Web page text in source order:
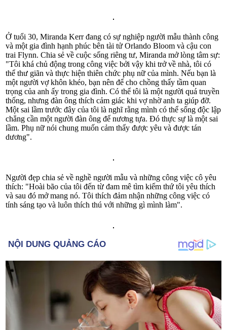
Ở tuổi 30, Miranda Kerr đang có sự nghiệp người mẫu thành công
và một gia đình hạnh phúc bên tài tử Orlando Bloom và cậu con
trai Flynn. Chia sẻ về cuộc sống riêng tư, Miranda mở lòng tâm sự:
"Tôi khá chủ động trong công việc bởi vậy khi trở về nhà, tôi có
thể thư giãn và thực hiện thiên chức phụ nữ của mình. Nếu bạn là
một người vợ khôn khéo, bạn nên để cho chồng thấy tầm quan
trọng của anh ấy trong gia đình. Có thể tôi là một người quá truyền
thống, nhưng đàn ông thích cảm giác khi vợ nhờ anh ta giúp đỡ.
Một sai lầm trước đây của tôi là nghĩ rằng mình có thể sống độc lập
chẳng cần một người đàn ông để nương tựa. Đó thực sự là một sai
lầm. Phụ nữ nói chung muốn cảm thấy được yêu và được tán
dương".
Người đẹp chia sẻ về nghề người mẫu và những công việc cô yêu
thích: "Hoài bão của tôi đến từ đam mê tìm kiếm thứ tôi yêu thích
và sau đó mở mang nó. Tôi thích đảm nhận những công việc có
tính sáng tạo và luôn thích thú với những gì mình làm".